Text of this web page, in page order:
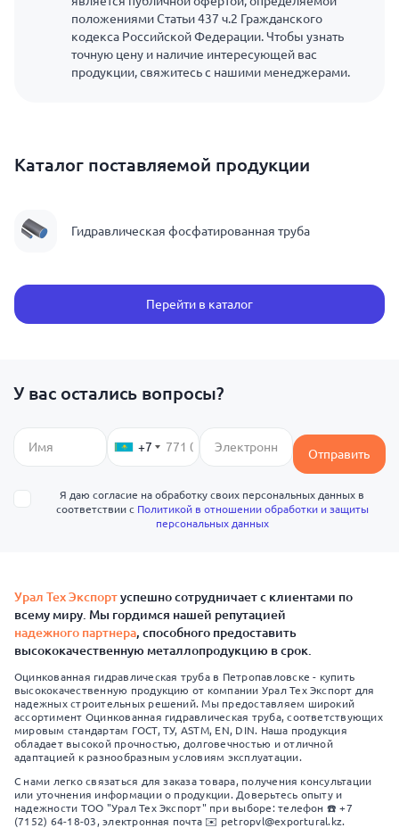
положениями Статьи 437 ч.2 Гражданского
кодекса Российской Федерации. Чтобы узнать
точную цену и наличие интересующей вас
продукции, свяжитесь с нашими менеджерами.
Каталог поставляемой продукции
Гидравлическая фосфатированная труба
Перейти в каталог
У вас остались вопросы?
+7 Отправить
Я даю согласие на обработку своих персональных данных в
соответствии с Политикой в отношении обработки и защиты
персональных данных
Урал Тех Экспортуспешно сотрудничает с клиентами по
всему миру. Мы гордимся нашей репутацией
надежного партнера, способного предоставить
высококачественную металлопродукцию в срок.
Оцинкованная гидравлическая труба в Петропавловске - купить
высококачественную продукцию от компании Урал Тех Экспорт для
надежных строительных решений. Мы предоставляем широкий
ассортимент Оцинкованная гидравлическая труба, соответствующих
мировым стандартам ГОСТ, ТУ, ASTM, EN, DIN. Наша продукция
обладает высокой прочностью, долговечностью и отличной
адаптацией к разнообразным условиям эксплуатации.
С нами легко связаться для заказа товара, получения консультации
или уточнения информации о продукции. Доверьтесь опыту и
надежности ТОО "Урал Тех Экспорт" при выборе: телефон ☎️ +7
(7152) 64-18-03, электронная почта ✉️ petropvl@exportural.kz.